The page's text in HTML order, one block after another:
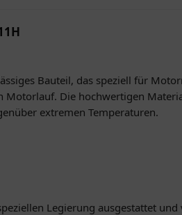
Bauteil, das speziell für
Die hochwertigen
extremen Temperaturen.
Legierung ausgestattet